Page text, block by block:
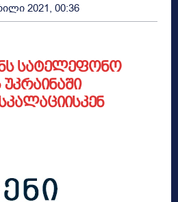
2021, 00:36
სატელეფონო